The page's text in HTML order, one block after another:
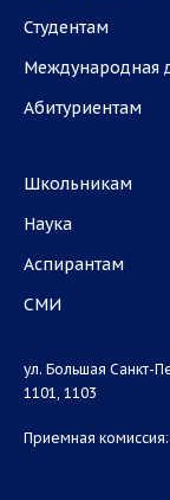
Студентам
Международная
Абитуриентам
Школьникам
Наука
Аспирантам
СМИ
ул. Большая Санкт-
1101, 1103
Приемная